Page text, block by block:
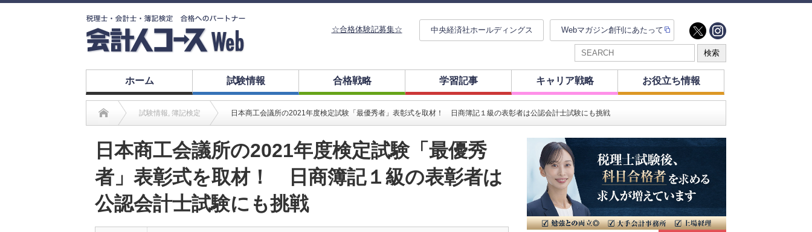
☆合格体験記募集☆ 中央経済社ホールディングス Webマガジン創刊にあたって
ホーム 試験情報 合格戦略 学習記事 キャリア戦略 お役立ち情報
試験情報, 簿記検定 日本商工会議所の2021年度検定試験「最優秀者」表彰式を取材！ 日商簿記１級の表彰者は公認会計士試験にも挑戦
日本商工会議所の2021年度検定試験「最優秀
者」表彰式を取材！ 日商簿記１級の表彰者は
公認会計士試験にも挑戦